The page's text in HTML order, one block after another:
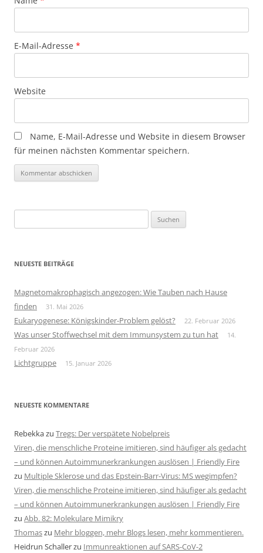
E-Mail-Adresse *
Website
Name, E-Mail-Adresse und Website in diesem Browser
für meinen nächsten Kommentar speichern.
nach:
NEUESTE BEITRÄGE
Magnetomakrophagisch angezogen: Wie Tauben nach Hause
finden
31. Mai 2026
Eukaryogenese: Königskinder-Problem gelöst? 22. Februar 2026
Was unser Stoffwechsel mit dem Immunsystem zu tun hat
14.
Februar 2026
Lichtgruppe 15. Januar 2026
NEUESTE KOMMENTARE
Rebekkazu Tregs: Der verspätete Nobelpreis
Viren, die menschliche Proteine imitieren, sind häufiger als gedacht
– und können Autoimmunerkrankungen auslösen | Friendly Fire
zu Multiple Sklerose und das Epstein-Barr-Virus: MS wegimpfen?
Viren, die menschliche Proteine imitieren, sind häufiger als gedacht
– und können Autoimmunerkrankungen auslösen | Friendly Fire
zu Abb. 82: Molekulare Mimikry
Thomaszu Mehr bloggen, mehr Blogs lesen, mehr kommentieren.
Heidrun Schallerzu Immunreaktionen auf SARS-CoV-2